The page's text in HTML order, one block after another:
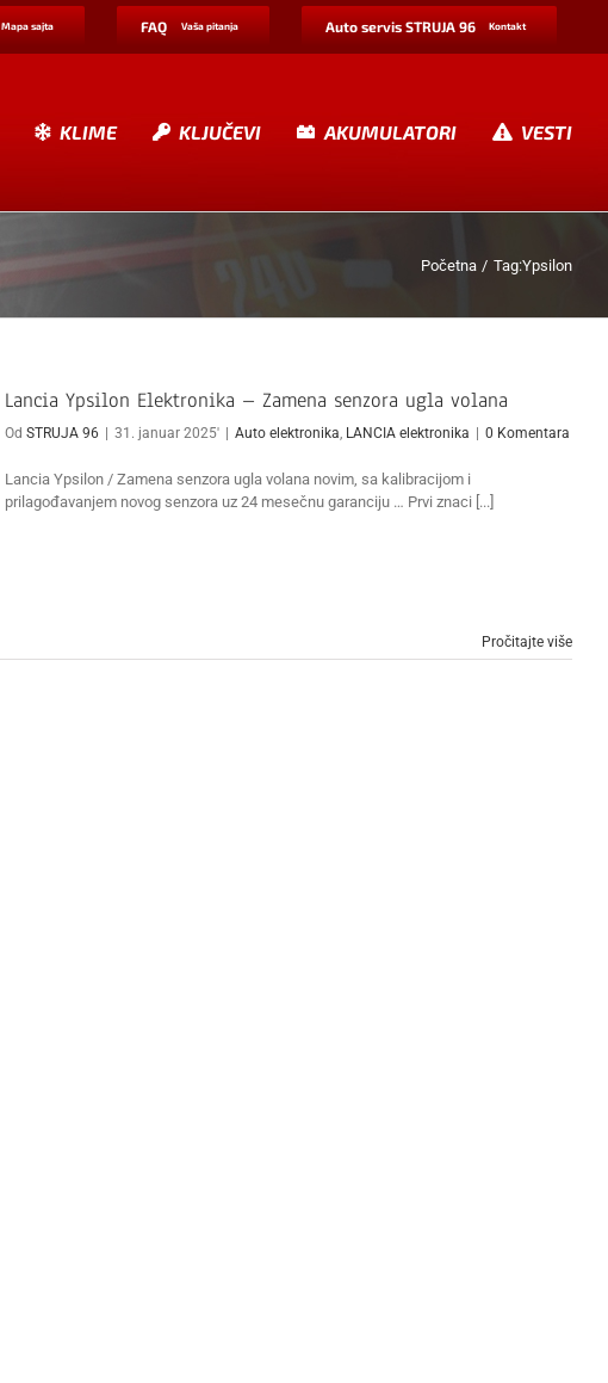
Mapa sajta FAQ Vaša pitanja Auto servis STRUJA 96 Kontakt
KLIME KLJUČEVI AKUMULATORI VESTI
Početna Tag:Ypsilon
Lancia Ypsilon Elektronika – Zamena senzora ugla volana
OdSTRUJA 96 31. januar 2025' Auto elektronika, LANCIA elektronika 0 Komentara
Lancia Ypsilon / Zamena senzora ugla volana novim, sa kalibracijom i
prilagođavanjem novog senzora uz 24 mesečnu garanciju … Prvi znaci [...]
Pročitajte više